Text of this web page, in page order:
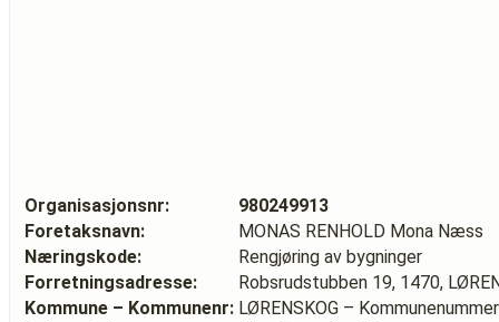
Organisasjonsnr:
980249913
Foretaksnavn:
MONAS RENHOLD Mona Næss
Næringskode:
Rengjøring av bygninger
Forretningsadresse:
Robsrudstubben 19, 1470,
Kommune – Kommunenr: LØRENSKOG –